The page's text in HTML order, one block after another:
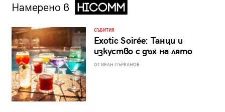
Намерено в
СЪБИТИЯ
Exotic Soirée: Танци и
изкуство с дъх на лято
ОТ ИВАН ПЪРВАНОВ